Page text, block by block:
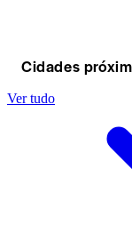
Cidades
Ver tudo